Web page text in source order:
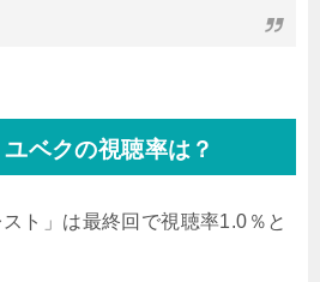
ベクの視聴率は？
ト」は最終回で視聴率1.0％と